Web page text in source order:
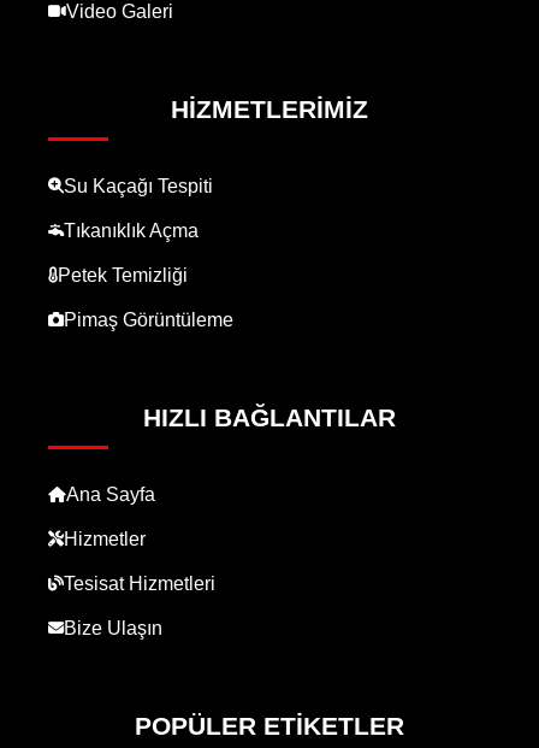
Video Galeri
HIZMETLERIMIZ
Su Kaçağı Tespiti
Tıkanıklık Açma
Petek Temizliği
Pimaş Görüntüleme
HIZLI BAĞLANTILAR
Ana Sayfa
Hizmetler
Tesisat Hizmetleri
Bize Ulaşın
POPÜLER ETIKETLER